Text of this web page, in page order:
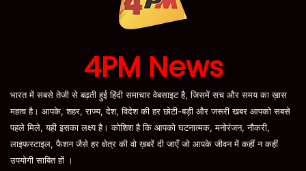
4PM News
भारत में सबसे तेजी से बढ़ती हुई हिंदी समाचार वेबसाइट है, जिसमें सच और समय का ख़ास
महत्व है। आपके, शहर, राज्य, देश, विदेश की हर छोटी-बड़ी और जरूरी खबर आपको सबसे
पहले मिले, यही इसका लक्ष्य है। कोशिश है कि आपको घटनात्मक, मनोरंजन, नौकरी,
लाइफस्टाइल, फैशन जैसे हर क्षेत्र की वो ख़बरें दी जाएँ जो आपके जीवन में कहीं न कहीं
उपयोगी साबित हों ।